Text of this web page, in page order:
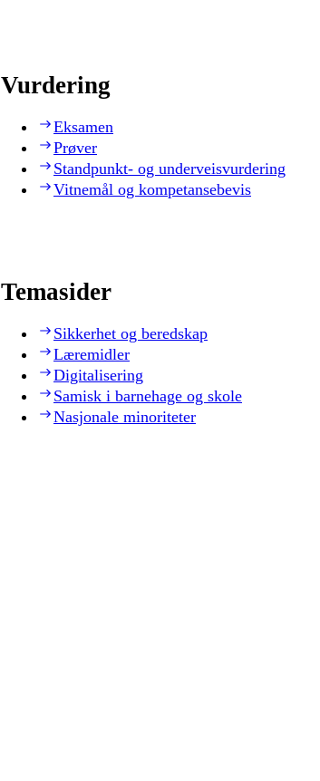
Vurdering
Eksamen
Prøver
Standpunkt- og underveisvurdering
Vitnemål og kompetansebevis
Temasider
Sikkerhet og beredskap
Læremidler
Digitalisering
Samisk i barnehage og skole
Nasjonale minoriteter